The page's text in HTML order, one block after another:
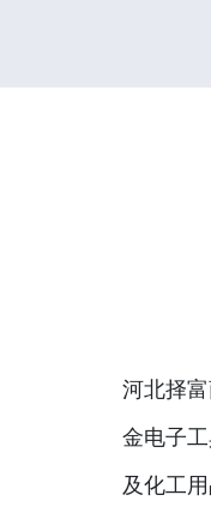
河北择
金电子
及化工